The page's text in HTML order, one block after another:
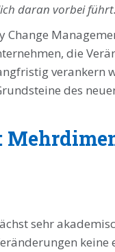
daran vorbei
die
verankern
des
sehr